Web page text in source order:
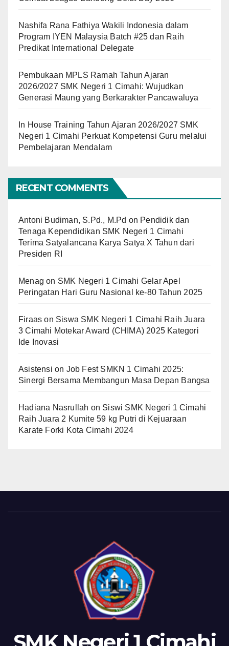
Nashifa Rana Fathiya Wakili Indonesia dalam
Program IYEN Malaysia Batch #25 dan Raih
Predikat International Delegate
Pembukaan MPLS Ramah Tahun Ajaran
2026/2027 SMK Negeri 1 Cimahi: Wujudkan
Generasi Maung yang Berkarakter Pancawaluya
In House Training Tahun Ajaran 2026/2027 SMK
Negeri 1 Cimahi Perkuat Kompetensi Guru melalui
Pembelajaran Mendalam
RECENT COMMENTS
Antoni Budiman, S.Pd., M.Pd on Pendidik dan
Tenaga Kependidikan SMK Negeri 1 Cimahi
Terima Satyalancana Karya Satya X Tahun dari
Presiden RI
Menag on SMK Negeri 1 Cimahi Gelar Apel
Peringatan Hari Guru Nasional ke-80 Tahun 2025
Firaas on Siswa SMK Negeri 1 Cimahi Raih Juara
3 Cimahi Motekar Award (CHIMA) 2025 Kategori
Ide Inovasi
Asistensi on Job Fest SMKN 1 Cimahi 2025:
Sinergi Bersama Membangun Masa Depan Bangsa
Hadiana Nasrullah on Siswi SMK Negeri 1 Cimahi
Raih Juara 2 Kumite 59 kg Putri di Kejuaraan
Karate Forki Kota Cimahi 2024